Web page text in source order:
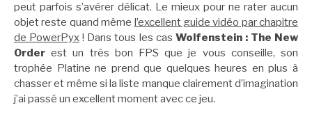
peut parfois s’avérer délicat. Le mieux pour ne rater aucun
objet reste quand même l’excellent guide vidéo par chapitre
de PowerPyx ! Dans tous les cas Wolfenstein : The New
Order est un très bon FPS que je vous conseille, son
trophée Platine ne prend que quelques heures en plus à
chasser et même si la liste manque clairement d’imagination
j’ai passé un excellent moment avec ce jeu.